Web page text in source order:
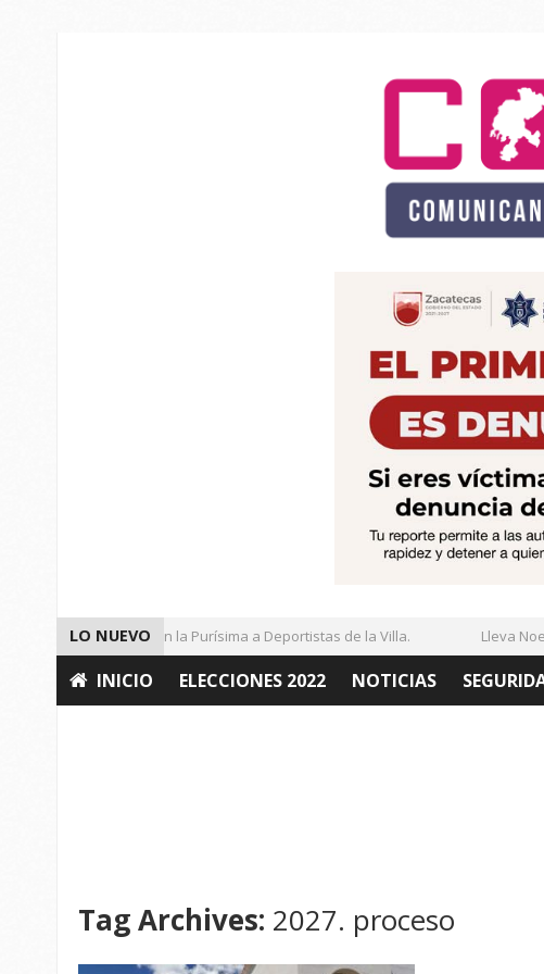
LO NUEVO
Entregan Cancha en la Purísima a Deportistas de la Villa. Lleva
INICIO ELECCIONES 2022 NOTICIAS
Tag Archives: 2027. proceso